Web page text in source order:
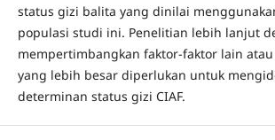
status gizi balita yang dinilai
populasi studi ini. Penelitian lebih lanjut
mempertimbangkan faktor-faktor lain
yang lebih besar diperlukan untuk
determinan status gizi CIAF.